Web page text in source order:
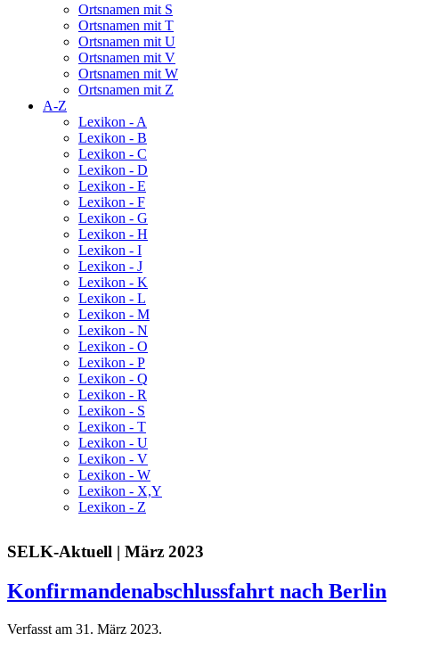
Ortsnamen mit S
Ortsnamen mit T
Ortsnamen mit U
Ortsnamen mit V
Ortsnamen mit W
Ortsnamen mit Z
A-Z
Lexikon - A
Lexikon - B
Lexikon - C
Lexikon - D
Lexikon - E
Lexikon - F
Lexikon - G
Lexikon - H
Lexikon - I
Lexikon - J
Lexikon - K
Lexikon - L
Lexikon - M
Lexikon - N
Lexikon - O
Lexikon - P
Lexikon - Q
Lexikon - R
Lexikon - S
Lexikon - T
Lexikon - U
Lexikon - V
Lexikon - W
Lexikon - X,Y
Lexikon - Z
SELK-Aktuell | März 2023
Konfirmandenabschlussfahrt nach Berlin
Verfasst am 31. März 2023.